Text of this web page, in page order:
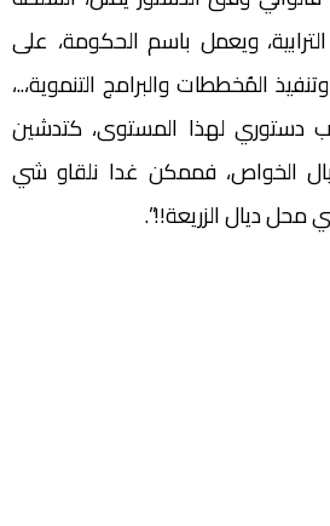
ويعمل باسم الحكومة، على
المُخططات والبرامج التنموية،..،
دستوري لهذا المستوى، كتدشين
الخواص، فممكن غدا نلقاو شي
ديال الزريعة!!”.